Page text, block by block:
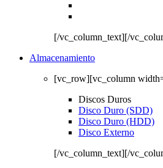
[/vc_column_text][/
Almacenamiento
[vc_row][vc_column
Discos Duros
Disco Duro (SDD)
Disco Duro (HDD)
Disco Externo
[/vc_column_text][/